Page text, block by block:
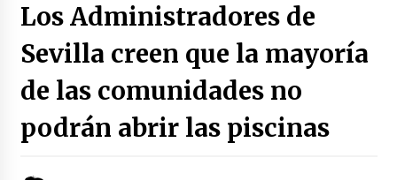
Por qué el lanzamiento de hachas es tan
10 de noviembre de 2022
Plaga de pulgas en el festival Interestelar de
24 de mayo de 2022
Los Administradores de
Sevilla creen que la mayoría
de las comunidades no
podrán abrir las piscinas